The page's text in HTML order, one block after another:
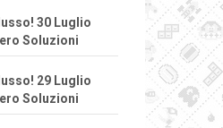
30 Luglio
Soluzioni
29 Luglio
Soluzioni